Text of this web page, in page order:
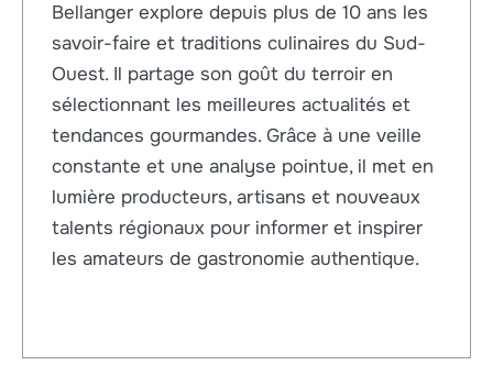
Bellanger explore depuis plus de 10 ans les
savoir-faire et traditions culinaires du Sud-
Ouest. Il partage son goût du terroir en
sélectionnant les meilleures actualités et
tendances gourmandes. Grâce à une veille
constante et une analyse pointue, il met en
lumière producteurs, artisans et nouveaux
talents régionaux pour informer et inspirer
les amateurs de gastronomie authentique.